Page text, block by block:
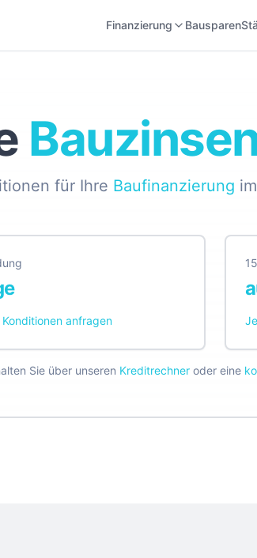
Finanzierung Bausparen
für Ihre Baufinanzierung
anfragen
Sie über unseren Kreditrechner oder eine